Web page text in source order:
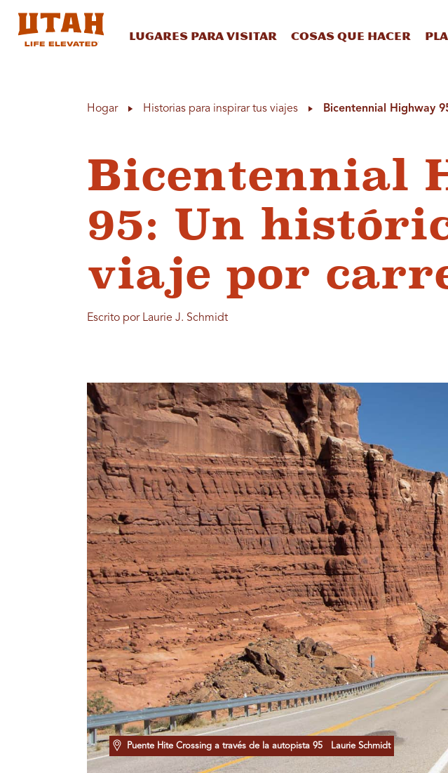
Lugares para visitar Cosas que hacer
Hogar Historias para inspirar tus viajes Bicentennial Highway
Bicentennial
95: Un
viaje por
Escrito por Laurie J. Schmidt
Puente Hite Crossing a través de la autopista 95 Laurie Schmidt